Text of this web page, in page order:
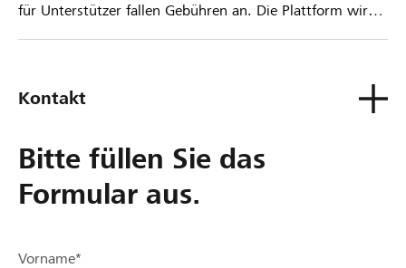
für Unterstützer fallen Gebühren an. Die Plattform wird
Kontakt
Bitte füllen Sie das
Formular aus.
Vorname*